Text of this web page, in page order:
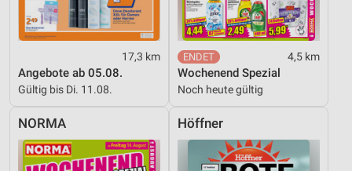
17,3 km
Angebote ab 05.08.
Gültig bis Di. 11.08.
4,5 km
Wochenend Spezial
Noch heute gültig
NORMA Höffner